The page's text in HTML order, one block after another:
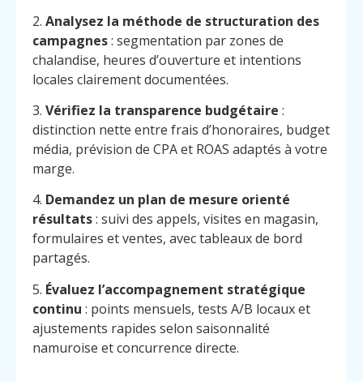
2. Analysez la méthode de structuration des
campagnes: segmentation par zones de
chalandise, heures d’ouverture et intentions
locales clairement documentées.
3. Vérifiez la transparence budgétaire :
distinction nette entre frais d’honoraires, budget
média, prévision de CPA et ROAS adaptés à votre
marge.
4. Demandez un plan de mesure orienté
résultats: suivi des appels, visites en magasin,
formulaires et ventes, avec tableaux de bord
partagés.
5. Évaluez l’accompagnement stratégique
continu : points mensuels, tests A/B locaux et
ajustements rapides selon saisonnalité
namuroise et concurrence directe.